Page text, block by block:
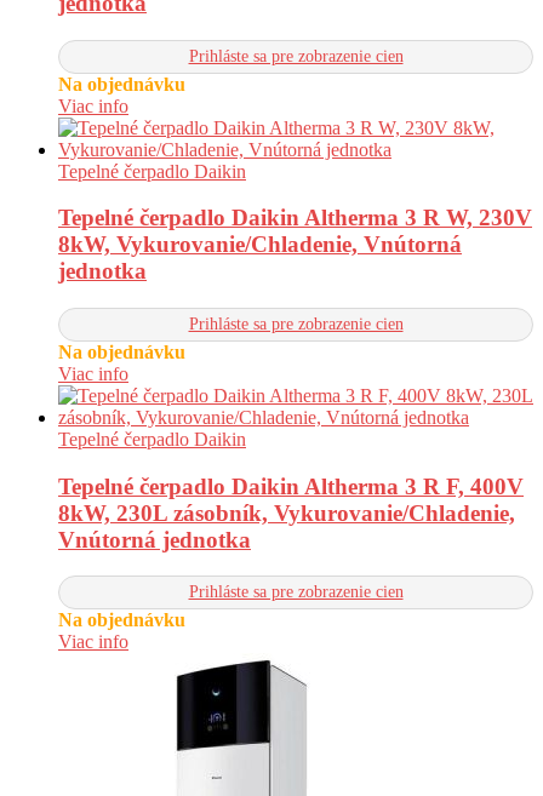
Prihláste sa pre zobrazenie cien
Na objednávku
Viac info
Tepelné čerpadlo Daikin
Tepelné čerpadlo Daikin Altherma 3 R W, 230V
8kW, Vykurovanie/Chladenie, Vnútorná
jednotka
Prihláste sa pre zobrazenie cien
Na objednávku
Viac info
Tepelné čerpadlo Daikin
Tepelné čerpadlo Daikin Altherma 3 R F, 400V
8kW, 230L zásobník, Vykurovanie/Chladenie,
Vnútorná jednotka
Prihláste sa pre zobrazenie cien
Na objednávku
Viac info